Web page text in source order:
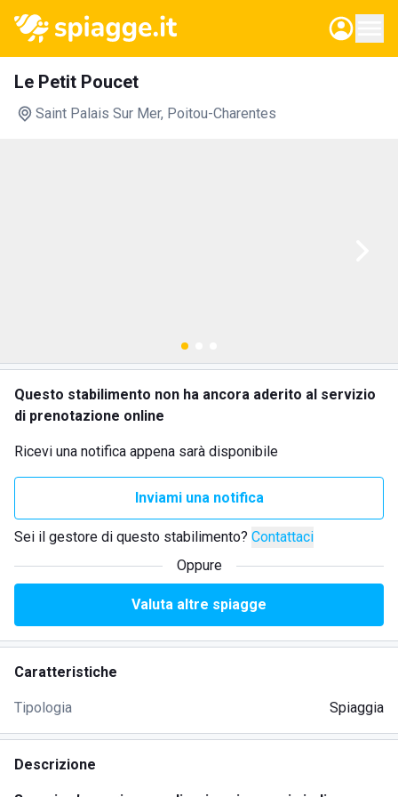
Le Petit Poucet
Saint Palais Sur Mer, Poitou-Charentes
Questo stabilimento non ha ancora aderito al servizio
di prenotazione online
Ricevi una notifica appena sarà disponibile
Inviami una notifica
Sei il gestore di questo stabilimento? Contattaci
Oppure
Valuta altre spiagge
Caratteristiche
Tipologia Spiaggia
Descrizione